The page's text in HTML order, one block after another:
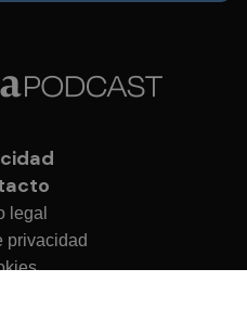
legal
privacidad